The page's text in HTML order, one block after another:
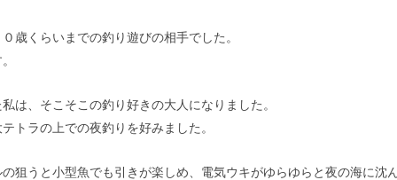
歳くらいまでの釣り遊びの相手でした。
は、そこそこの釣り好きの大人になりました。
トラの上での夜釣りを好みました。
狙うと小型魚でも引きが楽しめ、電気ウキがゆらゆらと夜の海に沈